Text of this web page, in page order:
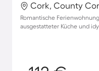
Cork, County
Romantische
ausgestatteter Küche und